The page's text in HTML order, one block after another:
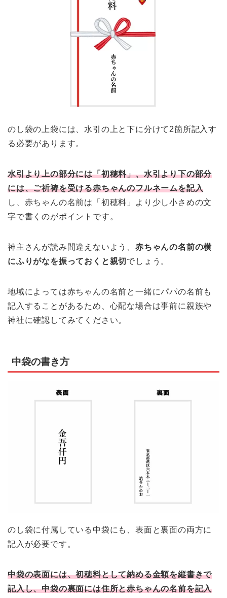
のし袋の上袋には、水引の上と下に分けて2箇所記入す
る必要があります。
水引より上の部分には「初穂料」、水引より下の部分
には、ご祈祷を受ける赤ちゃんのフルネームを記入
し、赤ちゃんの名前は「初穂料」より少し小さめの文
字で書くのがポイントです。
神主さんが読み間違えないよう、赤ちゃんの名前の横
にふりがなを振っておくと親切 でしょう。
地域によっては赤ちゃんの名前と一緒にパパの名前も
記入することがあるため、心配な場合は事前に親族や
神社に確認してみてください。
中袋の書き方
のし袋に付属している中袋にも、表面と裏面の両方に
記入が必要です。
中袋の表面には、初穂料として納める金額を縦書きで
記入し、中袋の裏面には住所と赤ちゃんの名前を記入